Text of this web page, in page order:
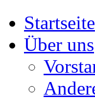
Startseite
Über uns